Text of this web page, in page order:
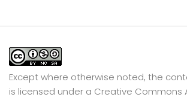
Except where otherwise noted, the
is licensed under a Creative Commons